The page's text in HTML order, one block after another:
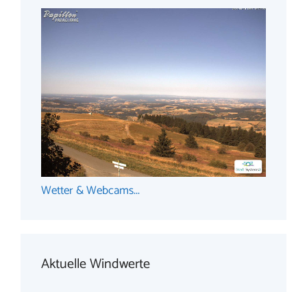
Wetter & Webcams...
Aktuelle Windwerte